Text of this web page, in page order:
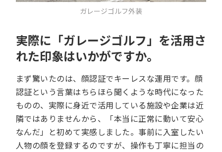
ガレージゴルフ外装
実際に「ガレージゴルフ」を活用さ
れた印象はいかがですか。
まず驚いたのは、顔認証でキーレスな運用です。顔
認証という言葉はちらほら聞くような時代になった
ものの、実際に身近で活用している施設や企業は近
隣ではありませんから、「本当に正常に動いて安心
なんだ」と初めて実感しました。事前に入室したい
人物の顔を登録するのですが、操作も丁寧に担当の